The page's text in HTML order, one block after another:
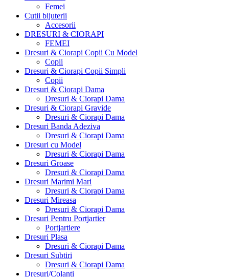
Femei
Cutii bijuterii
Accesorii
DRESURI & CIORAPI
FEMEI
Dresuri & Ciorapi Copii Cu Model
Copii
Dresuri & Ciorapi Copii Simpli
Copii
Dresuri & Ciorapi Dama
Dresuri & Ciorapi Dama
Dresuri & Ciorapi Gravide
Dresuri & Ciorapi Dama
Dresuri Banda Adeziva
Dresuri & Ciorapi Dama
Dresuri cu Model
Dresuri & Ciorapi Dama
Dresuri Groase
Dresuri & Ciorapi Dama
Dresuri Marimi Mari
Dresuri & Ciorapi Dama
Dresuri Mireasa
Dresuri & Ciorapi Dama
Dresuri Pentru Portjartier
Portjartiere
Dresuri Plasa
Dresuri & Ciorapi Dama
Dresuri Subtiri
Dresuri & Ciorapi Dama
Dresuri/Colanti